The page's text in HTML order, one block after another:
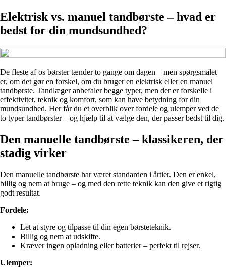
Elektrisk vs. manuel tandbørste – hvad er
bedst for din mundsundhed?
De fleste af os børster tænder to gange om dagen – men spørgsmålet
er, om det gør en forskel, om du bruger en elektrisk eller en manuel
tandbørste. Tandlæger anbefaler begge typer, men der er forskelle i
effektivitet, teknik og komfort, som kan have betydning for din
mundsundhed. Her får du et overblik over fordele og ulemper ved de
to typer tandbørster – og hjælp til at vælge den, der passer bedst til dig.
Den manuelle tandbørste – klassikeren, der
stadig virker
Den manuelle tandbørste har været standarden i årtier. Den er enkel,
billig og nem at bruge – og med den rette teknik kan den give et rigtig
godt resultat.
Fordele:
Let at styre og tilpasse til din egen børsteteknik.
Billig og nem at udskifte.
Kræver ingen opladning eller batterier – perfekt til rejser.
Ulemper: